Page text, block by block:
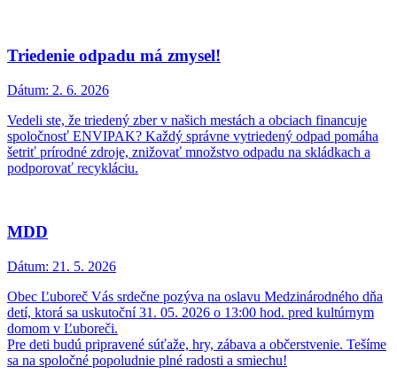
Triedenie odpadu má zmysel!
Dátum: 2. 6. 2026
Vedeli ste, že triedený zber v našich mestách a obciach financuje
spoločnosť ENVIPAK? Každý správne vytriedený odpad pomáha
šetriť prírodné zdroje, znižovať množstvo odpadu na skládkach a
podporovať recykláciu.
MDD
Dátum: 21. 5. 2026
Obec Ľuboreč Vás srdečne pozýva na oslavu Medzinárodného dňa
detí, ktorá sa uskutoční 31. 05. 2026 o 13:00 hod. pred kultúrnym
domom v Ľuboreči.
Pre deti budú pripravené súťaže, hry, zábava a občerstvenie. Tešíme
sa na spoločné popoludnie plné radosti a smiechu!